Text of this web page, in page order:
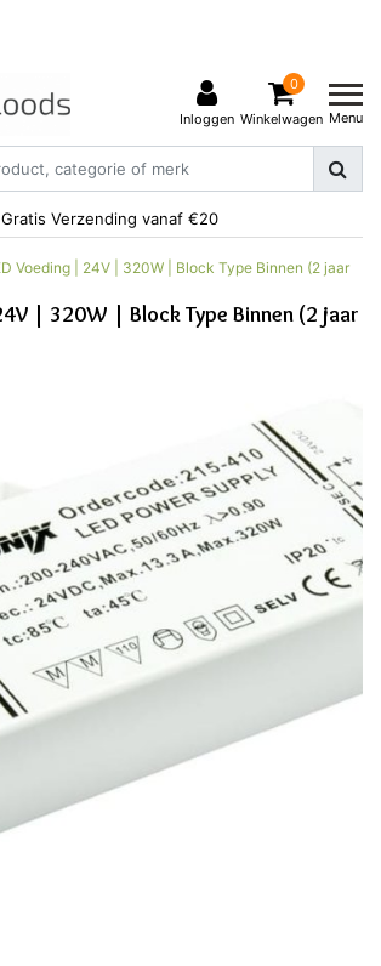
Inloggen
0
Winkelwagen Menu
Gratis Verzending vanaf €20
Voeding | 24V | 320W | Block Type Binnen (2 jaar
| 320W | Block Type Binnen (2 jaar